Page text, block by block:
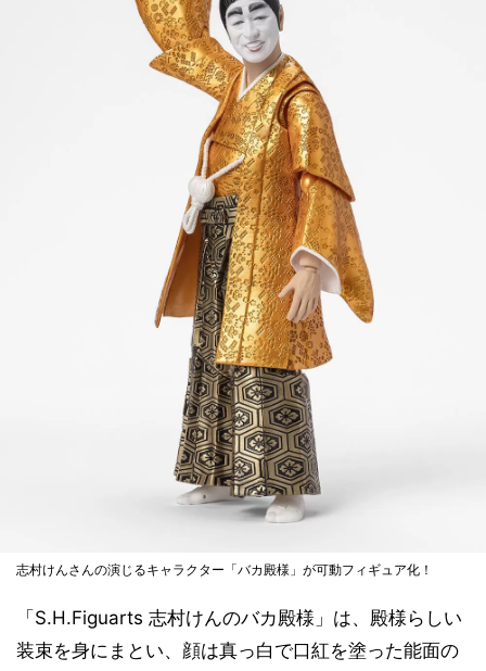
志村けんさんの演じるキャラクター「バカ殿様」が可動フィギュア化！
「S.H.Figuarts 志村けんのバカ殿様」は、殿様らしい
装束を身にまとい、顔は真っ白で口紅を塗った能面の